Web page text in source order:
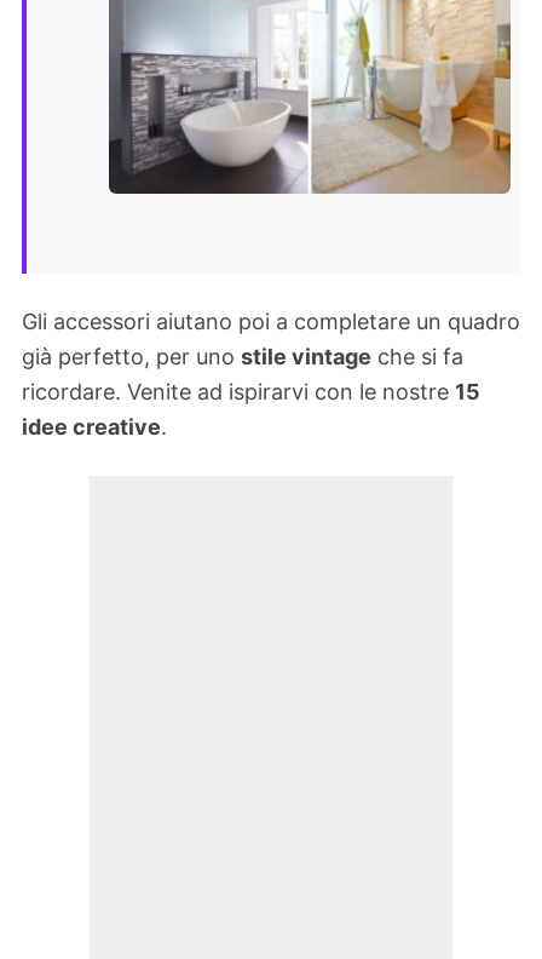
Gli accessori aiutano poi a completare un quadro
già perfetto, per uno stile vintage che si fa
ricordare. Venite ad ispirarvi con le nostre 15
idee creative.